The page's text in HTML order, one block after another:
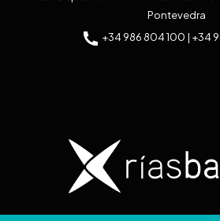
Pontevedra
+34 986 804 100 | +34